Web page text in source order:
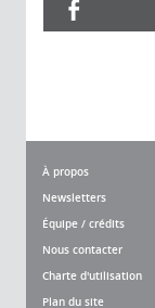
À propos
Newsletters
Équipe / crédits
Nous contacter
Charte d'utilisation
Plan du site